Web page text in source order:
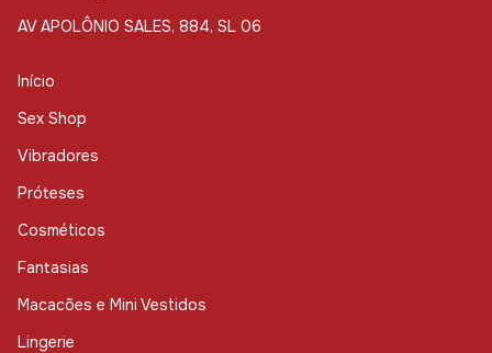
AV APOLÔNIO SALES, 884, SL 06
Início
Sex Shop
Vibradores
Próteses
Cosméticos
Fantasias
Macacões e Mini Vestidos
Lingerie